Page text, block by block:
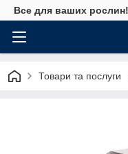
Все для ваших рослин!
Товари та послуги